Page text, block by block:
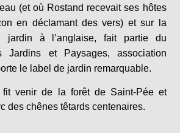
(et où Rostand recevait ses hôtes
en déclamant des vers) et sur la
jardin à l’anglaise, fait partie du
Jardins et Paysages, association
le label de jardin remarquable.
fit venir de la forêt de Saint-Pée et
des chênes têtards centenaires.